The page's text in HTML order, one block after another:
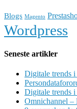
Blogs Magento
Wordpress
Seneste artikler
Digitale trends
Digitale trends
Omnichannel –